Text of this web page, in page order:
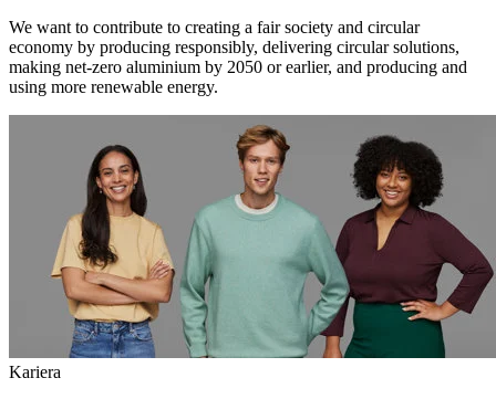
We want to contribute to creating a fair society and circular
economy by producing responsibly, delivering circular solutions,
making net-zero aluminium by 2050 or earlier, and producing and
using more renewable energy.
Kariera